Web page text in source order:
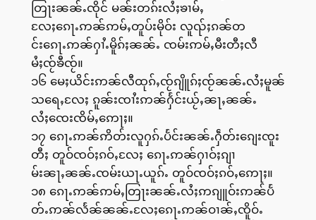
တြႃးၼၼ်ႉၸိုင် မၼ်းတၵ်းလႆႈၶၢမ်ႇ
လႄႈၵေႃႉဢၼ်ဢမ်ႇတူပ်းမိုဝ်း လူၺ်ႈၵၼ်တ
င်းၵေႃႉဢၼ်ႁၢႆႉမိူၵ်ႈၼၼ်ႉ ၸမ်းဢမ်ႇမီးတီႈလီ
မႆႈၸႂ်ၶီၸႂ်။
၁၆ မေႈယိင်းဢၼ်လီထုၵ်ႇၸႂ်ၵျိူၵ်ႈၸႂ်ၼၼ်ႉလႆႈမူၼ်
သရေႇလႄႈ ၵူၼ်းၸၢႆးဢၼ်ႁႅင်းယႂ်ႇၼႃႇၼၼ်ႉ
လႆႈၸေးၸိမ်ႇဢေႃႈ။
၁၇ ၵေႃႉဢၼ်ဢိတ်းလူႁၵ်ႉပႅင်းၼၼ်ႉႁဵတ်းၵျေးၸူး
တီႈ တူဝ်ၸဝ်ႈၵဝ်ႇလႄႈ ၵေႃႉဢၼ်ႁၢဝ်ႈၵျၢ
မ်းၼႃႇၼၼ်ႉၸမ်းယႃႉယူၵ်ႉ တူဝ်ၸဝ်ႈၵဝ်ႇဢေႃႈ။
၁၈ ၵေႃႉဢၼ်ဢမ်ႇတြႃးၼၼ်ႉလႆႈဢၵျူဝ်းဢၼ်ပႅ
တ်ႉဢၼ်လႅၼ်ၼၼ်ႉလႄႈၵေႃႉဢၼ်ဝၢၼ်ႇၸိူဝ်ႉ